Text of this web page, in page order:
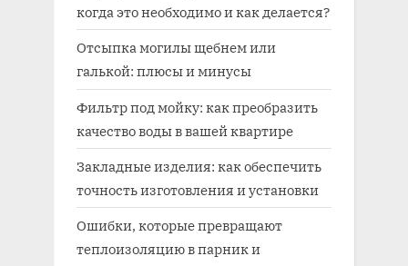
когда это необходимо и как делается?
Отсыпка могилы щебнем или
галькой: плюсы и минусы
Фильтр под мойку: как преобразить
качество воды в вашей квартире
Закладные изделия: как обеспечить
точность изготовления и установки
Ошибки, которые превращают
теплоизоляцию в парник и